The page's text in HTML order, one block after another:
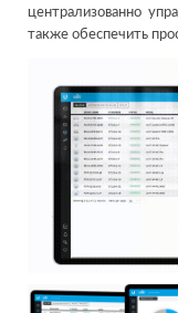
централизованно
также обеспечить